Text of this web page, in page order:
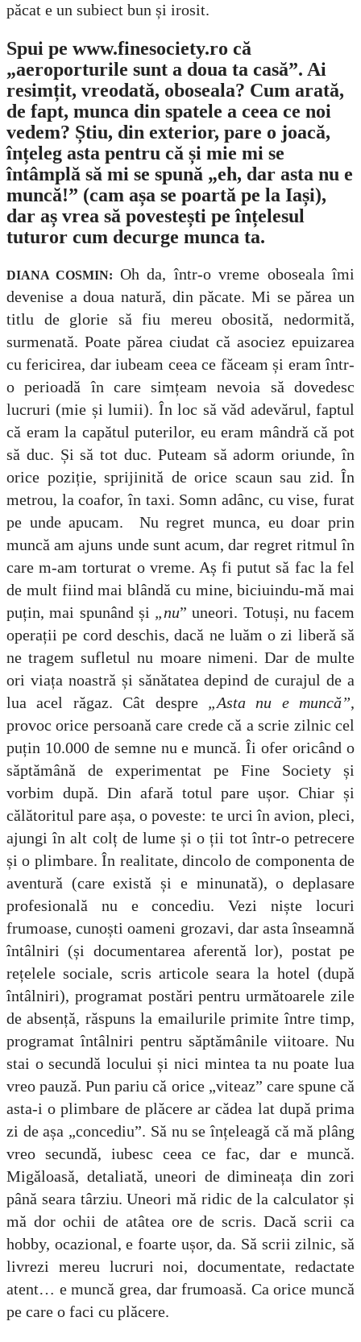
păcat e un subiect bun și irosit.
Spui pe www.finesociety.ro că
„aeroporturile sunt a doua ta casă”. Ai
resimțit, vreodată, oboseala? Cum arată,
de fapt, munca din spatele a ceea ce noi
vedem? Știu, din exterior, pare o joacă,
înțeleg asta pentru că și mie mi se
întâmplă să mi se spună „eh, dar asta nu e
muncă!” (cam așa se poartă pe la Iași),
dar aș vrea să povestești pe înțelesul
tuturor cum decurge munca ta.
DIANA COSMIN: Oh da, într-o vreme oboseala îmi
devenise a doua natură, din păcate. Mi se părea un
titlu de glorie să fiu mereu obosită, nedormită,
surmenată. Poate părea ciudat că asociez epuizarea
cu fericirea, dar iubeam ceea ce făceam și eram într-
o perioadă în care simțeam nevoia să dovedesc
lucruri (mie și lumii). În loc să văd adevărul, faptul
că eram la capătul puterilor, eu eram mândră că pot
să duc. Și să tot duc. Puteam să adorm oriunde, în
orice poziție, sprijinită de orice scaun sau zid. În
metrou, la coafor, în taxi. Somn adânc, cu vise, furat
pe unde apucam.
Nu regret munca, eu doar prin
muncă am ajuns unde sunt acum, dar regret ritmul în
care m-am torturat o vreme. Aș fi putut să fac la fel
de mult fiind mai blândă cu mine, biciuindu-mă mai
puțin, mai spunând și „nu” uneori. Totuși, nu facem
operații pe cord deschis, dacă ne luăm o zi liberă să
ne tragem sufletul nu moare nimeni. Dar de multe
ori viața noastră și sănătatea depind de curajul de a
lua acel răgaz.Cât despre „Asta nu e muncă”,
provoc orice persoană care crede că a scrie zilnic cel
puțin 10.000 de semne nu e muncă. Îi ofer oricând o
săptămână de experimentat pe Fine Society și
vorbim după. Din afară totul pare ușor. Chiar și
călătoritul pare așa, o poveste: te urci în avion, pleci,
ajungi în alt colț de lume și o ții tot într-o petrecere
și o plimbare. În realitate, dincolo de componenta de
aventură (care există și e minunată), o deplasare
profesională nu e concediu. Vezi niște locuri
frumoase, cunoști oameni grozavi, dar asta înseamnă
întâlniri (și documentarea aferentă lor), postat pe
rețelele sociale, scris articole seara la hotel (după
întâlniri), programat postări pentru următoarele zile
de absență, răspuns la emailurile primite între timp,
programat întâlniri pentru săptămânile viitoare. Nu
stai o secundă locului și nici mintea ta nu poate lua
vreo pauză.Pun pariu că orice „viteaz” care spune că
asta-i o plimbare de plăcere ar cădea lat după prima
zi de așa „concediu”. Să nu se înțeleagă că mă plâng
vreo secundă, iubesc ceea ce fac, dar e muncă.
Migăloasă, detaliată, uneori de dimineața din zori
până seara târziu. Uneori mă ridic de la calculator și
mă dor ochii de atâtea ore de scris. Dacă scrii ca
hobby, ocazional, e foarte ușor, da. Să scrii zilnic, să
livrezi mereu lucruri noi, documentate, redactate
atent… e muncă grea, dar frumoasă. Ca orice muncă
pe care o faci cu plăcere.